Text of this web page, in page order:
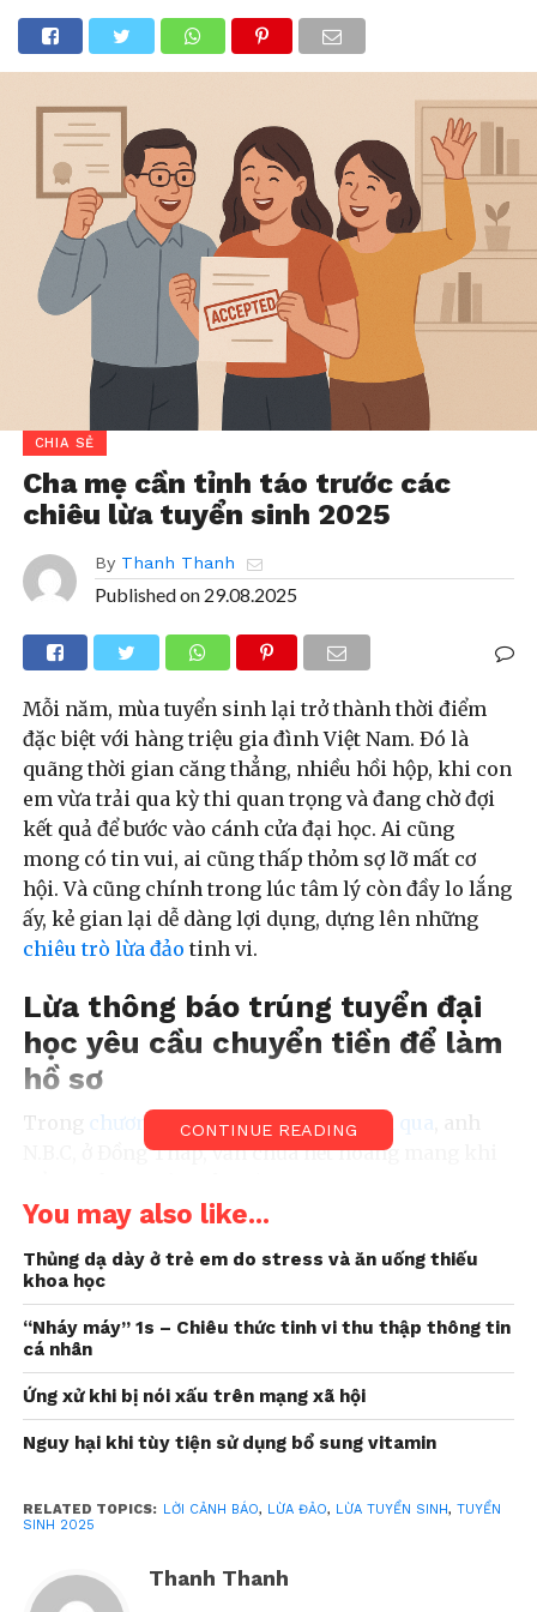
CHIA SẺ
Cha mẹ cần tỉnh táo trước các
chiêu lừa tuyển sinh 2025
By Thanh Thanh
Published on 29.08.2025
Mỗi năm, mùa tuyển sinh lại trở thành thời điểm
đặc biệt với hàng triệu gia đình Việt Nam. Đó là
quãng thời gian căng thẳng, nhiều hồi hộp, khi con
em vừa trải qua kỳ thi quan trọng và đang chờ đợi
kết quả để bước vào cánh cửa đại học. Ai cũng
mong có tin vui, ai cũng thấp thỏm sợ lỡ mất cơ
hội. Và cũng chính trong lúc tâm lý còn đầy lo lắng
ấy, kẻ gian lại dễ dàng lợi dụng, dựng lên những
chiêu trò lừa đảo tinh vi.
Lừa thông báo trúng tuyển đại
học yêu cầu chuyển tiền để làm
hồ sơ
Trong chương trình Lời Cảnh Báo tuần qua , anh
N.B.C, ở Đồng Tháp, vẫn chưa hết hoang mang khi
“Tôi nhận được cuộc gọi
từ một người tự xưng là
cán bộ tuyển sinh của
một trường đại học lớn tại
TP.HCM. Người này nói
con tôi đã trúng tuyển và
yêu cầu chuyển ngay 5
triệu đồng để giữ chỗ,
hoàn tất hồ sơ nhập học”
CONTINUE READING
You may also like...
Thủng dạ dày ở trẻ em do stress và ăn uống thiếu
khoa học
“Nháy máy” 1s – Chiêu thức tinh vi thu thập thông tin
cá nhân
Ứng xử khi bị nói xấu trên mạng xã hội
Nguy hại khi tùy tiện sử dụng bổ sung vitamin
RELATED TOPICS: LỜI CẢNH BÁO, LỪA ĐẢO, LỪA TUYỂN SINH, TUYỂN
SINH 2025
Thanh Thanh